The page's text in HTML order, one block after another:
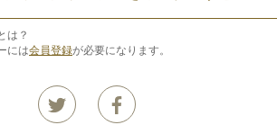
は？
には会員登録が必要になります。